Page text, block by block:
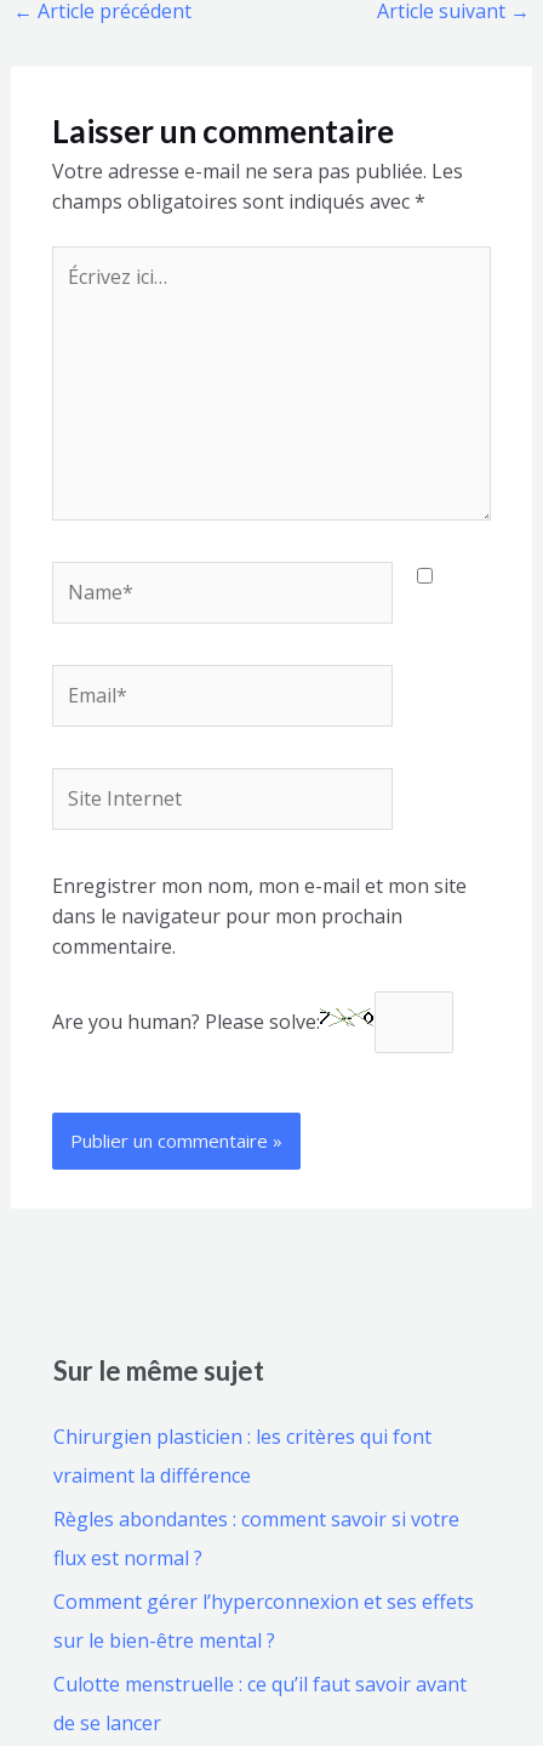
← Article précédent Article suivant →
Laisser un commentaire
Votre adresse e-mail ne sera pas publiée. Les
champs obligatoires sont indiqués avec*
Écrivez
ici…
Internet
Enregistrer mon nom, mon e-mail et mon site
dans le navigateur pour mon prochain
commentaire.
Are you human? Please solve:
Sur le même sujet
Chirurgien plasticien : les critères qui font
vraiment la différence
Règles abondantes : comment savoir si votre
flux est normal ?
Comment gérer l’hyperconnexion et ses effets
sur le bien-être mental ?
Culotte menstruelle : ce qu’il faut savoir avant
de se lancer